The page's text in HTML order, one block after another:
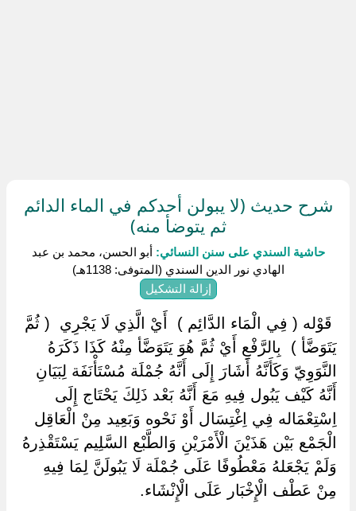
شرح حديث (لا يبولن أحدكم في الماء الدائم
ثم يتوضأ منه)
حاشية السندي على سنن النسائي: أبو الحسن، محمد بن عبد
الهادي نور الدين السندي (المتوفى: 1138هـ)
إزالة التشكيل
‏ ‏قَوْله ( فِي الْمَاء الدَّائِم ) ‏ ‏أَيْ الَّذِي لَا يَجْرِي ‏ ‏( ثُمَّ
يَتَوَضَّأ ) ‏ ‏بِالرَّفْعِ أَيْ ثُمَّ هُوَ يَتَوَضَّأ مِنْهُ كَذَا ذَكَرَهُ
النَّوَوِيّ وَكَأَنَّهُ أَشَارَ إِلَى أَنَّهُ جُمْلَة مُسْتَأْنَفَة لِبَيَانِ
أَنَّهُ كَيْف يَبُول فِيهِ مَعَ أَنَّهُ بَعْد ذَلِكَ يَحْتَاج إِلَى
اِسْتِعْمَاله فِي اِغْتِسَال أَوْ نَحْوه وَبَعِيد مِنْ الْعَاقِل
الْجَمْع بَيْن هَذَيْنَ الْأَمْرَيْنِ وَالطَّبْع السَّلِيم يَسْتَقْذِرهُ
وَلَمْ يَجْعَلهُ مَعْطُوفًا عَلَى جُمْلَة لَا يَبُولَنَّ لِمَا فِيهِ
مِنْ عَطْف الْإِخْبَار عَلَى الْإِنْشَاء.